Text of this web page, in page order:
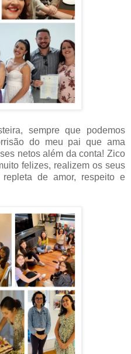
sempre que podemos
do meu pai que ama
netos além da conta! Zico
felizes, realizem os seus
de amor, respeito e